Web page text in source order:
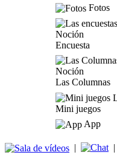
Fotos
Encuesta
Las Columnas
Mini juegos
App
| |